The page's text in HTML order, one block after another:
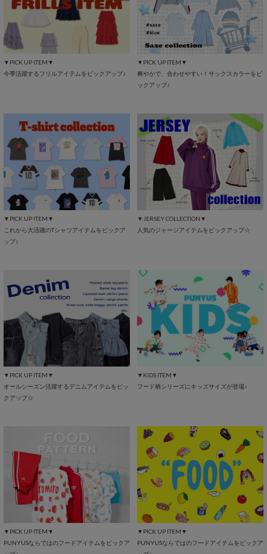
▼PICK UP ITEM▼
今季活躍するフリルアイテムをピックアップ♪
▼PICK UP ITEM▼
爽やかで、合わせやすい！サックスカラーをピ
ックアップ♪
▼PICK UP ITEM▼
これから大活躍のTシャツアイテムをピックア
ップ♪
▼JERSEY COLLECTION▼
人気のジャージアイテムをピックアップ☆
▼PICK UP ITEM▼
オールシーズン活躍するデニムアイテムをピッ
クアップ☆
▼KIDS ITEM▼
フード柄シリーズにキッズサイズが登場♪
▼PICK UP ITEM▼
PUNYUSならではのフードアイテムをピックア
▼PICK UP ITEM▼
PUNYUSならではのフードアイテムをピックア